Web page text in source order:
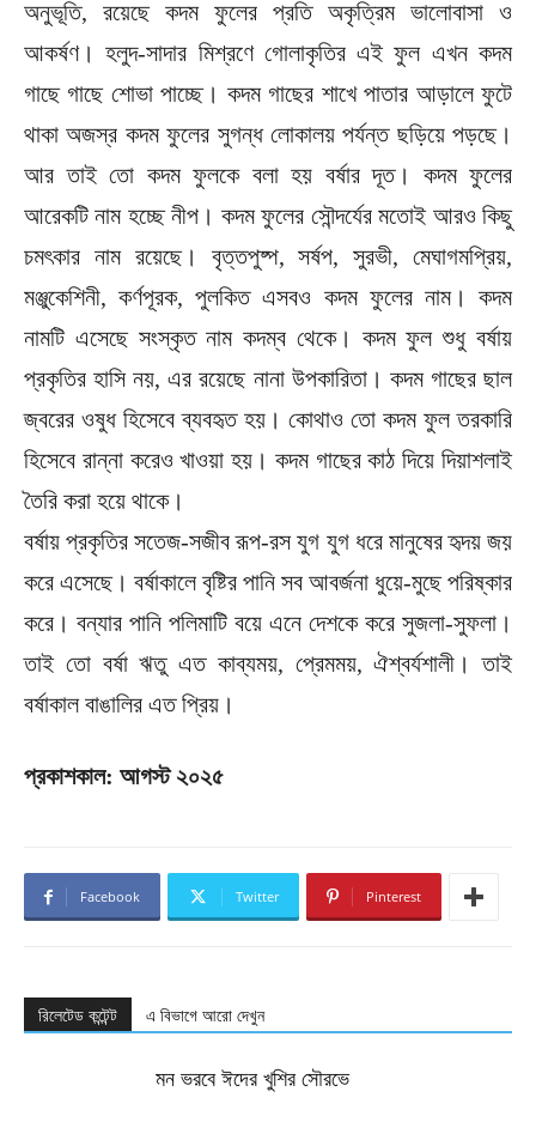
অনুভূতি, রয়েছে কদম ফুলের প্রতি অকৃত্রিম ভালোবাসা ও
আকর্ষণ। হলুদ-সাদার মিশ্রণে গোলাকৃতির এই ফুল এখন কদম
গাছে গাছে শোভা পাচ্ছে। কদম গাছের শাখে পাতার আড়ালে ফুটে
থাকা অজস্র কদম ফুলের সুগন্ধ লোকালয় পর্যন্ত ছড়িয়ে পড়ছে।
আর তাই তো কদম ফুলকে বলা হয় বর্ষার দূত। কদম ফুলের
আরেকটি নাম হচ্ছে নীপ। কদম ফুলের সৌন্দর্যের মতোই আরও কিছু
চমৎকার নাম রয়েছে। বৃত্তপুষ্প, সর্ষপ, সুরভী, মেঘাগমপ্রিয়,
মঞ্জুকেশিনী, কর্ণপূরক, পুলকিত এসবও কদম ফুলের নাম। কদম
নামটি এসেছে সংস্কৃত নাম কদম্ব থেকে। কদম ফুল শুধু বর্ষায়
প্রকৃতির হাসি নয়, এর রয়েছে নানা উপকারিতা। কদম গাছের ছাল
জ্বরের ওষুধ হিসেবে ব্যবহৃত হয়। কোথাও তো কদম ফুল তরকারি
হিসেবে রান্না করেও খাওয়া হয়। কদম গাছের কাঠ দিয়ে দিয়াশলাই
তৈরি করা হয়ে থাকে।
বর্ষায় প্রকৃতির সতেজ-সজীব রূপ-রস যুগ যুগ ধরে মানুষের হৃদয় জয়
করে এসেছে। বর্ষাকালে বৃষ্টির পানি সব আবর্জনা ধুয়ে-মুছে পরিষ্কার
করে। বন্যার পানি পলিমাটি বয়ে এনে দেশকে করে সুজলা-সুফলা।
তাই তো বর্ষা ঋতু এত কাব্যময়, প্রেমময়, ঐশ্বর্যশালী। তাই
বর্ষাকাল বাঙালির এত প্রিয়।
প্রকাশকাল: আগস্ট ২০২৫
Facebook Twitter Pinterest
রিলেটেড কন্টেন্ট এ বিভাগে আরো দেখুন
মন ভরবে ঈদের খুশির সৌরভে